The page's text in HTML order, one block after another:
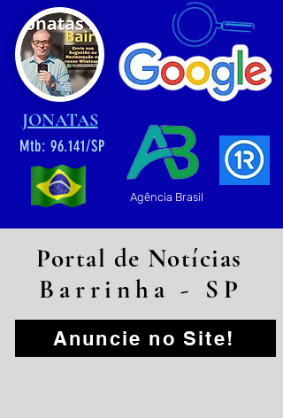
JONATAS
Mtb: 96.141/SP
Agência Brasil
Anuncie no Site!
Barrinha - SP
Portal de Notícias